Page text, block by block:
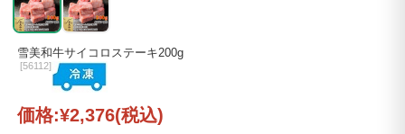
雪美和牛サイコロステーキ200g
[56112]
価格:¥2,376(税込)